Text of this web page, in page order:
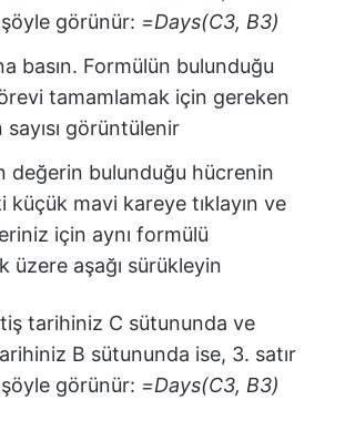
görünür: =Days(C3, B3)
basın. Formülün bulunduğu
tamamlamak için gereken
görüntülenir
değerin bulunduğu hücrenin
küçük mavi kareye tıklayın ve
için aynı formülü
üzere aşağı sürükleyin
tarihiniz C sütununda ve
B sütununda ise, 3. satır
görünür: =Days(C3, B3)